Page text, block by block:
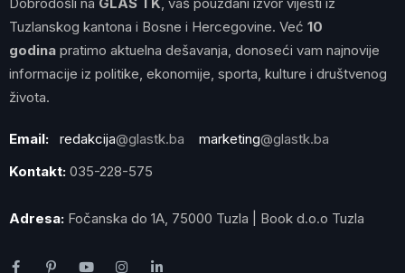
Tuzlanskog kantona i Bosne i Hercegovine. Već 10
godina pratimo aktuelna dešavanja, donoseći vam najnovije
informacije iz politike, ekonomije, sporta, kulture i društvenog
života.
Email: redakcija@glastk.ba marketing@glastk.ba
Kontakt: 035-228-575
Adresa: Fočanska do 1A, 75000 Tuzla | Book d.o.o Tuzla